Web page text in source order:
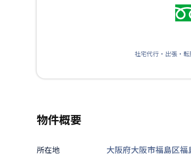
社宅代行・出張・
物件概要
所在地 大阪府大阪市福島区